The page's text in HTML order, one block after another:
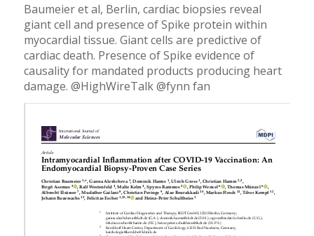
Baumeier et al, Berlin, cardiac biopsies reveal
giant cell and presence of Spike protein within
myocardial tissue. Giant cells are predictive of
cardiac death. Presence of Spike evidence of
causality for mandated products producing heart
damage. @HighWireTalk @fynn fan